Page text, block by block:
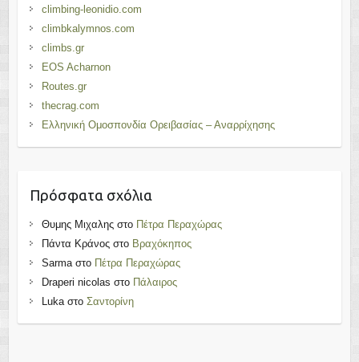
climbing-leonidio.com
climbkalymnos.com
climbs.gr
EOS Acharnon
Routes.gr
thecrag.com
Ελληνική Ομοσπονδία Ορειβασίας – Αναρρίχησης
Πρόσφατα σχόλια
Θυμης Μιχαληςστο Πέτρα Περαχώρας
Πάντα Κράνοςστο Βραχόκηπος
Sarmaστο Πέτρα Περαχώρας
Draperi nicolas στο Πάλαιρος
Lukaστο Σαντορίνη